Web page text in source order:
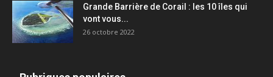
Grande Barrière de Corail : les 10 îles qui
vont vous...
26 octobre 2022